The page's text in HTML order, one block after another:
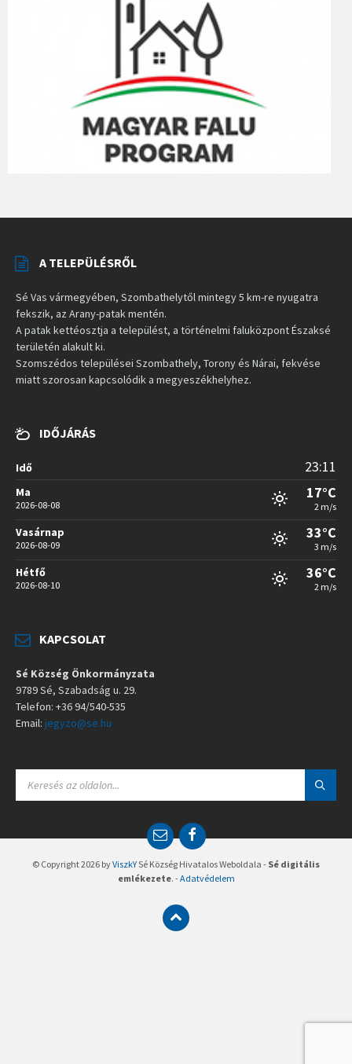
A TELEPÜLÉSRŐL
Sé Vas vármegyében, Szombathelytől mintegy 5 km-re nyugatra
fekszik, az Arany-patak mentén.
A patak kettéosztja a települést, a történelmi faluközpont Északsé
területén alakult ki.
Szomszédos települései Szombathely, Torony és Nárai, fekvése
miatt szorosan kapcsolódik a megyeszékhelyhez.
IDŐJÁRÁS
Idő 23:11
Ma
2026-08-08
17°C
2 m/s
Vasárnap
2026-08-09
33°C
3 m/s
Hétfő
2026-08-10
36°C
2 m/s
KAPCSOLAT
Sé Község Önkormányzata
9789 Sé, Szabadság u. 29.
Telefon: +36 94/540-535
Email: jegyzo@se.hu
A
E
m
a
i
l
F
a
e
b
© Copyright 2026 byViszkYSé Község Hivatalos Weboldala - Sé digitális
emlékezete. -Adatvédelem